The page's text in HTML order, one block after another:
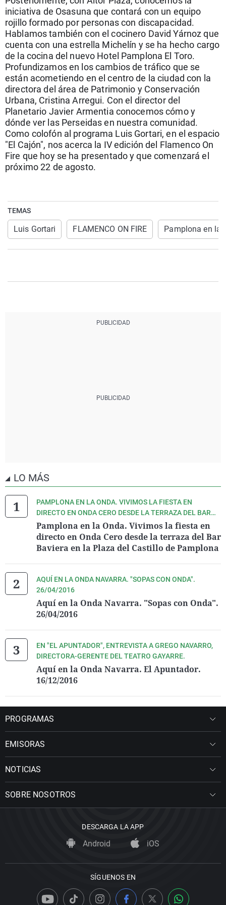
La rosa de los vientos
Gente viajera
Como el perro y el
Caso
Retornados
Equipo de
Operación Viuda
Extremadura
Galicia
La Rioja
Navarra
País Vasco
Virales
Televisión
Elecciones
iniciativa de Osasuna que contará con un equipo
rojillo formado por personas con discapacidad.
Hablamos también con el cocinero David Yárnoz que
cuenta con una estrella Michelín y se ha hecho cargo
de la cocina del nuevo Hotel Pamplona El Toro.
Profundizamos en los cambios de tráfico que se
están acometiendo en el centro de la ciudad con la
directora del área de Patrimonio y Conservación
Urbana, Cristina Arregui. Con el director del
Planetario Javier Armentia conocemos cómo y
dónde ver las Perseidas en nuestra comunidad.
Como colofón al programa Luis Gortari, en el espacio
"El Cajón", nos acerca la IV edición del Flamenco On
Fire que hoy se ha presentado y que comenzará el
próximo 22 de agosto.
TEMAS
Luis Gortari FLAMENCO ON FIRE Pamplona en la
LO MÁS
PAMPLONA EN LA ONDA. VIVIMOS LA FIESTA EN
DIRECTO EN ONDA CERO DESDE LA TERRAZA DEL BAR
BAVIERA EN LA PLAZA DEL CASTILLO DE PAMPLONA
Pamplona en la Onda. Vivimos la fiesta en
directo en Onda Cero desde la terraza del Bar
Baviera en la Plaza del Castillo de Pamplona
AQUÍ EN LA ONDA NAVARRA. "SOPAS CON ONDA".
26/04/2016
Aquí en la Onda Navarra. "Sopas con Onda".
26/04/2016
EN "EL APUNTADOR", ENTREVISTA A GREGO NAVARRO,
DIRECTORA-GERENTE DEL TEATRO GAYARRE.
Aquí en la Onda Navarra. El Apuntador.
16/12/2016
PROGRAMAS
EMISORAS
NOTICIAS
SOBRE NOSOTROS
DESCARGA LA APP
Android iOS
SÍGUENOS EN